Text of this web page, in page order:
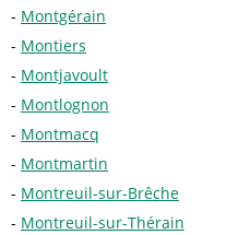
Montgérain
Montiers
Montjavoult
Montlognon
Montmacq
Montmartin
Montreuil-sur-Brêche
Montreuil-sur-Thérain